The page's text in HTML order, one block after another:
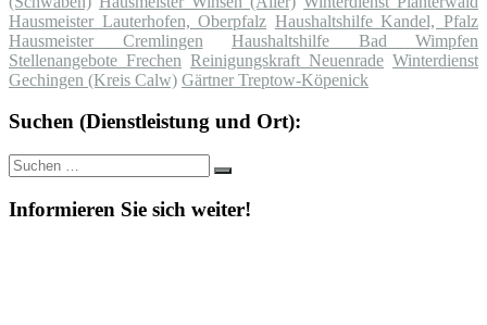
Hausmeister Lauterhofen, Oberpfalz Haushaltshilfe Kandel, Pfalz
Hausmeister Cremlingen
Haushaltshilfe Bad Wimpfen
Stellenangebote Frechen Reinigungskraft Neuenrade Winterdienst
Gechingen (Kreis Calw) Gärtner Treptow-Köpenick
Suchen (Dienstleistung und Ort):
Suche
nach:
Suchen
Informieren Sie sich weiter!